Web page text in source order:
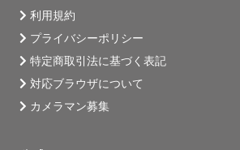
利用規約
プライバシーポリシー
特定商取引法に基づく表記
対応ブラウザについて
カメラマン募集